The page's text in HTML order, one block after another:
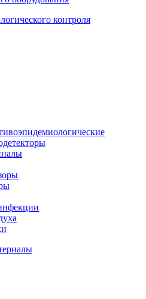
контроля